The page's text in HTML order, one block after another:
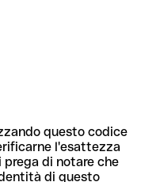
questo codice
l'esattezza
prega di notare che
di questo